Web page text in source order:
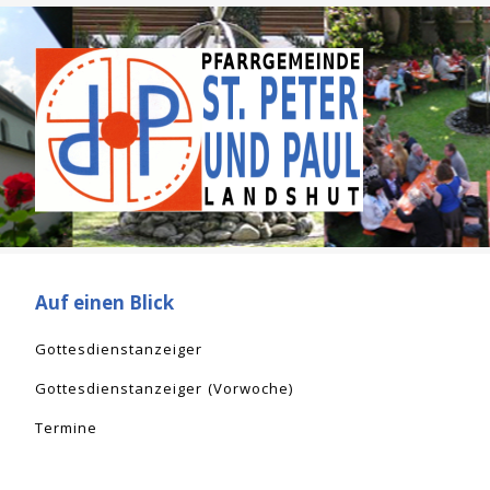
Auf einen Blick
Gottesdienstanzeiger
Gottesdienstanzeiger (Vorwoche)
Termine